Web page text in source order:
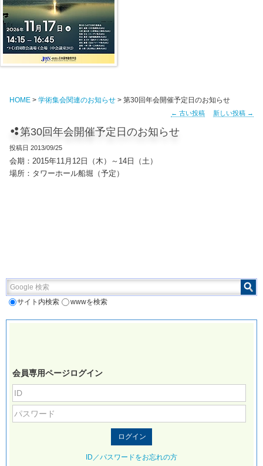
HOME > 学術集会関連のお知らせ > 第30回年会開催予定日のお知らせ
← 古い投稿 新しい投稿 →
第30回年会開催予定日のお知らせ
投稿日 2013/09/25
会期：2015年11月12日（木）～14日（土）
Google 検索
サイト内検索 wwwを検索
会員専用ページログイン
ID／パスワードをお忘れの方